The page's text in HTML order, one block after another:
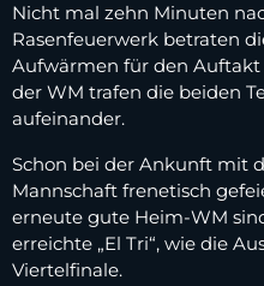
Nicht mal zehn Minuten
Rasenfeuerwerk betraten
Aufwärmen für den Auftakt
der WM trafen die beiden
aufeinander.
Schon bei der Ankunft mit
Mannschaft frenetisch
erneute gute Heim-WM
erreichte „El Tri“, wie die
Viertelfinale.